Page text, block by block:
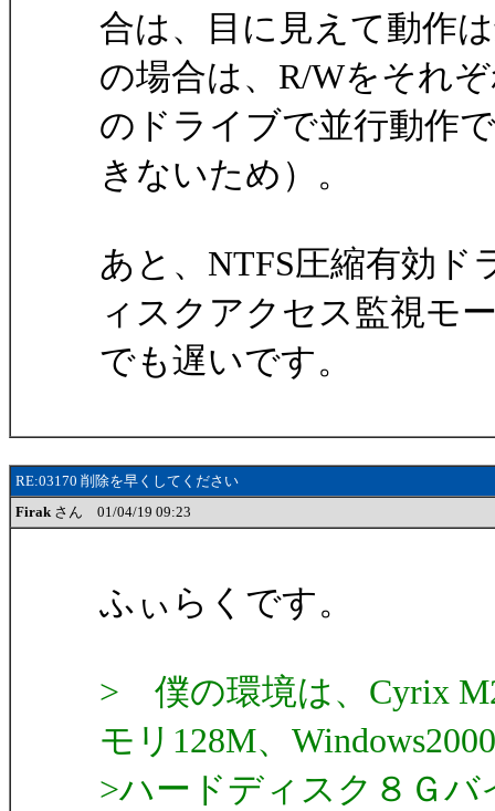
合は、目に見えて動作
の場合は、R/Wをそれ
のドライブで並行動作
きないため）。
あと、NTFS圧縮有効
ィスクアクセス監視モ
でも遅いです。
RE:03170 削除を早くしてください
Firak さん 01/04/19 09:23
ふぃらくです。
> 僕の環境は、Cyrix
モリ128M、
>ハードディスク８Ｇバ